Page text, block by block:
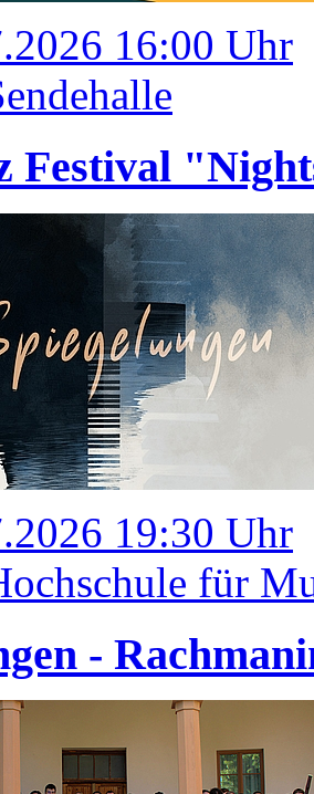
16:00 Uhr
Festival
19:30 Uhr
für
-